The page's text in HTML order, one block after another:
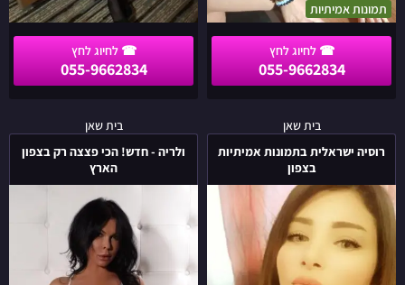
תמונות אמיתיות
055-9662834
055-9662834
בית שאן
רוסיה ישראלית בתמונות אמיתיות
בצפון
רוסיה
ישראלית
בתמונות
אמיתיות
בצפון
בית שאן
ולריה - חדש! הכי פצצה רק בצפון
הארץ
ולריה
-
חדש!
הכי
פצצה
רק
בצפון
הארץ